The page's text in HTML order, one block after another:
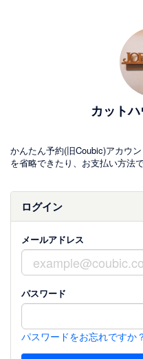
カット
かんたん予約(旧Coubic)アカウ
を省略できたり、お支払い方法
ログイン
メールアドレス
パスワード
パスワードをお忘れですか